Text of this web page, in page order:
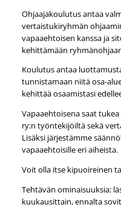
Ohjaajakoulutus antaa
vertaistukiryhmän
vapaaehtoisen kanssa ja
kehittämään
Koulutus antaa
tunnistamaan niitä osa-
kehittää osaamistasi
Vapaaehtoisena saat
ry:n työntekijöiltä sekä
Lisäksi järjestämme
vapaaehtoisille eri aiheista.
Voit olla itse kipuoireinen
Tehtävän ominaisuuksia:
kuukausittain, ennalta